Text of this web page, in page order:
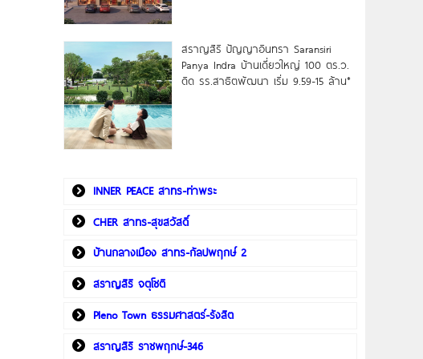
สราญสิริ ปัญญาอินทรา Saransiri
Panya Indra บ้านเดี่ยวใหญ่ 100 ตร.ว.
ดิด รร.สาธิตพัฒนา เริ่ม 9.59-15 ล้าน*
INNER PEACE สาทร-ท่าพระ
CHER สาทร-สุขสวัสดิ์
บ้านกลางเมือง สาทร-กัลปพฤกษ์ 2
สราญสิริ จตุโชติ
Pleno Town ธรรมศาสตร์-รังสิต
สราญสิริ ราชพฤกษ์-346